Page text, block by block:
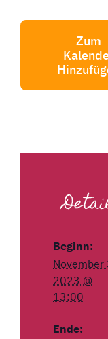
Zum
Beginn:
November
2023 @
13:00
Ende: